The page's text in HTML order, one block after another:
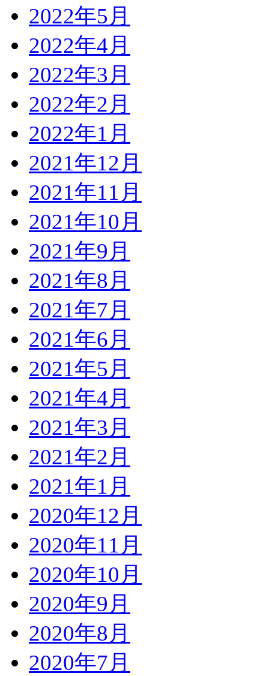
2022年5月
2022年4月
2022年3月
2022年2月
2022年1月
2021年12月
2021年11月
2021年10月
2021年9月
2021年8月
2021年7月
2021年6月
2021年5月
2021年4月
2021年3月
2021年2月
2021年1月
2020年12月
2020年11月
2020年10月
2020年9月
2020年8月
2020年7月